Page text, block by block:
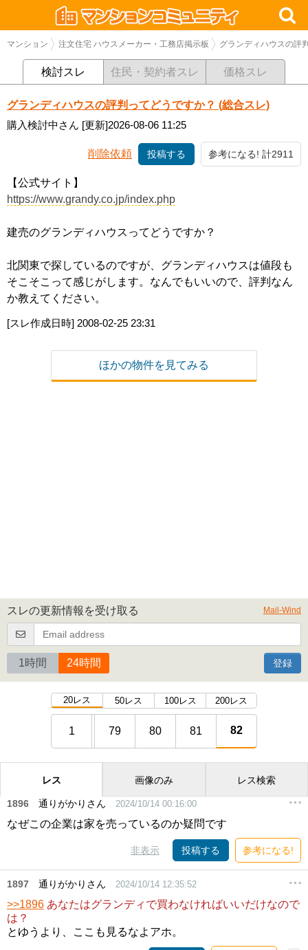
マンション 注文住宅 ハウスメーカー・工務店掲示板 グランディハウスの評
検討スレ 住民・契約者スレ 価格スレ
グランディハウスの評判ってどうですか？ (総合スレ)
購入検討中さん [更新]2026-08-06 11:25
削除依頼 投稿する 参考になる! 計2911
【公式サイト】
https://www.grandy.co.jp/index.php
建売のグランディハウスってどうですか？
北関東で探しているのですが、グランディハウスは値段も
そこそこって感じがします。なんでもいいので、評判なん
か教えてください。
[スレ作成日時] 2008-02-25 23:31
ほかの物件を見てみる
スレの更新情報を受け取る Mail-Wind
1時間 24時間 登録
20レス 50レス 100レス 200レス
1 79 80 81 82
レス 画像のみ レス検索
1896 通りがかりさん 2024/10/14 00:16:00
なぜこの企業は家を売っているのか疑問です
非表示 投稿する 参考になる!
1897 通りがかりさん 2024/10/14 12:35:52
>>1896 あなたはグランディで買わなければいいだけなので
は？
とゆうより、ここも見るなよアホ。